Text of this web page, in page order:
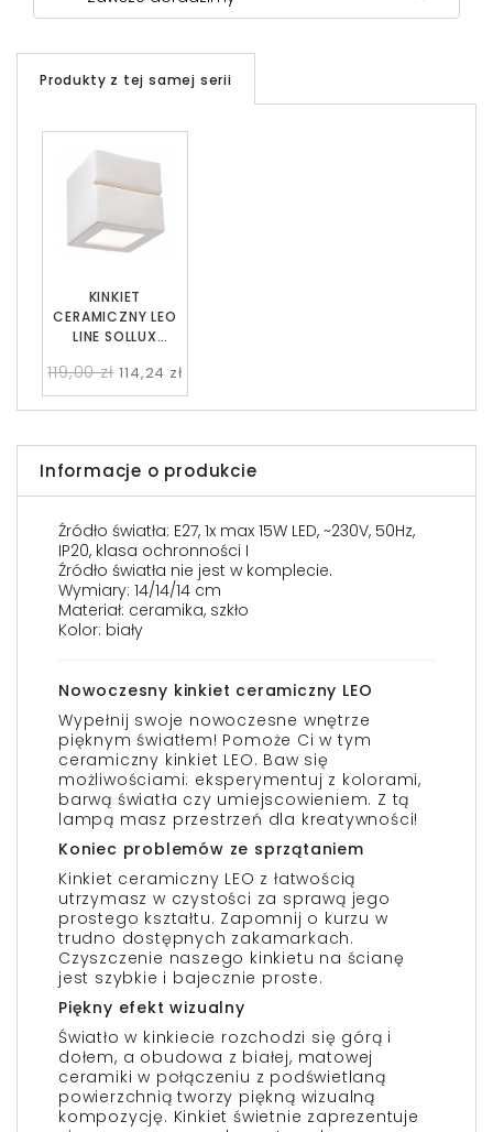
Produkty z tej samej serii
KINKIET
CERAMICZNY LEO
LINE SOLLUX
119,00 zł 114,24 zł
Informacje o produkcie
Źródło światła: E27, 1x max 15W LED, ~230V, 50Hz,
IP20, klasa ochronności I
Źródło światła nie jest w komplecie.
Wymiary: 14/14/14 cm
Materiał: ceramika, szkło
Kolor: biały
Nowoczesny kinkiet ceramiczny LEO
Wypełnij swoje nowoczesne wnętrze
pięknym światłem! Pomoże Ci w tym
ceramiczny kinkiet LEO. Baw się
możliwościami: eksperymentuj z kolorami,
barwą światła czy umiejscowieniem. Z tą
lampą masz przestrzeń dla kreatywności!
Koniec problemów ze sprzątaniem
Kinkiet ceramiczny LEO z łatwością
utrzymasz w czystości za sprawą jego
prostego kształtu. Zapomnij o kurzu w
trudno dostępnych zakamarkach.
Czyszczenie naszego kinkietu na ścianę
jest szybkie i bajecznie proste.
Piękny efekt wizualny
Światło w kinkiecie rozchodzi się górą i
dołem, a obudowa z białej, matowej
ceramiki w połączeniu z podświetlaną
powierzchnią tworzy piękną wizualną
kompozycję. Kinkiet świetnie zaprezentuje